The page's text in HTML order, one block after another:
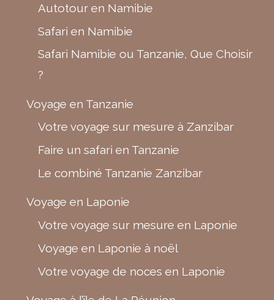
Autotour en Namibie
Safari en Namibie
Safari Namibie ou Tanzanie, Que Choisir
?
Voyage en Tanzanie
Votre voyage sur mesure à Zanzibar
Faire un safari en Tanzanie
Le combiné Tanzanie Zanzibar
Voyage en Laponie
Votre voyage sur mesure en Laponie
Voyage en Laponie à noël
Votre voyage de noces en Laponie